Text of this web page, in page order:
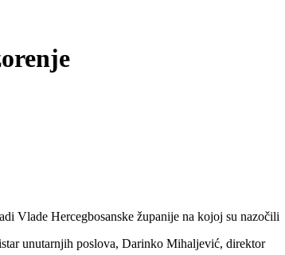
Vlade Hercegbosanske županije na kojoj su nazočili
unutarnjih poslova, Darinko Mihaljević, direktor